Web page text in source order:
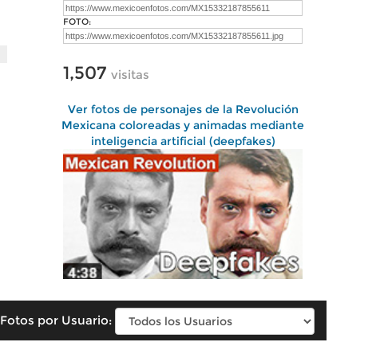
FOTO:
1,507 visitas
Ver fotos de personajes de la Revolución
Mexicana coloreadas y animadas mediante
inteligencia artificial (deepfakes)
Fotos por Usuario: